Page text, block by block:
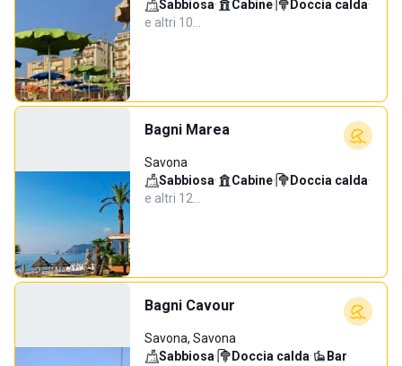
Sabbiosa· Cabine· Doccia calda·
e altri 10…
Bagni Marea
Savona
Sabbiosa· Cabine· Doccia calda·
e altri 12…
Bagni Cavour
Savona, Savona
Sabbiosa· Doccia calda· Bar·